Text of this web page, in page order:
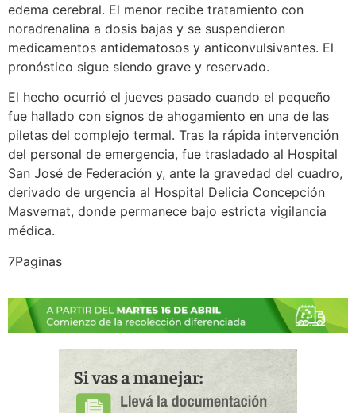
edema cerebral. El menor recibe tratamiento con
noradrenalina a dosis bajas y se suspendieron
medicamentos antidematosos y anticonvulsivantes. El
pronóstico sigue siendo grave y reservado.
El hecho ocurrió el jueves pasado cuando el pequeño
fue hallado con signos de ahogamiento en una de las
piletas del complejo termal. Tras la rápida intervención
del personal de emergencia, fue trasladado al Hospital
San José de Federación y, ante la gravedad del cuadro,
derivado de urgencia al Hospital Delicia Concepción
Masvernat, donde permanece bajo estricta vigilancia
médica.
7Paginas